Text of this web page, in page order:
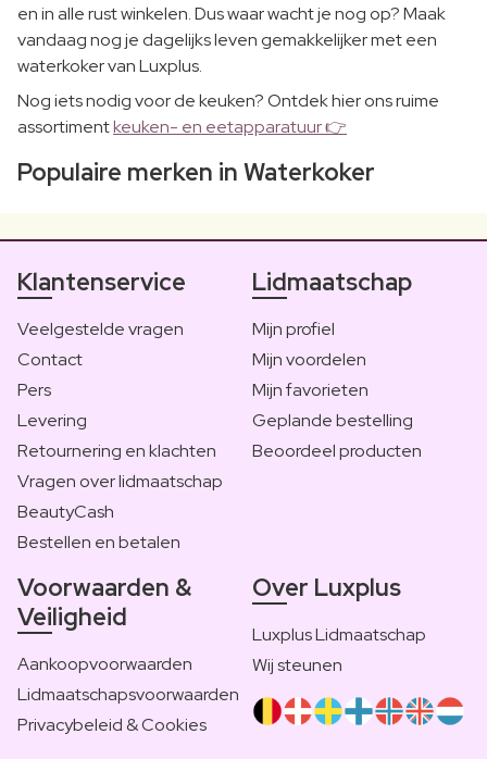
en in alle rust winkelen. Dus waar wacht je nog op? Maak
vandaag nog je dagelijks leven gemakkelijker met een
waterkoker van Luxplus.
Nog iets nodig voor de keuken? Ontdek hier ons ruime
assortimentkeuken- en eetapparatuur 👉
Populaire merken in Waterkoker
Klantenservice
Veelgestelde vragen
Contact
Pers
Levering
Retournering en klachten
Vragen over lidmaatschap
BeautyCash
Bestellen en betalen
Lidmaatschap
Mijn profiel
Mijn voordelen
Mijn favorieten
Geplande bestelling
Beoordeel producten
Voorwaarden &
Veiligheid
Aankoopvoorwaarden
Lidmaatschapsvoorwaarden
Privacybeleid & Cookies
Over Luxplus
Luxplus Lidmaatschap
Wij steunen